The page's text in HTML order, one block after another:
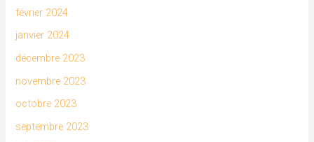
février 2024
janvier 2024
décembre 2023
novembre 2023
octobre 2023
septembre 2023